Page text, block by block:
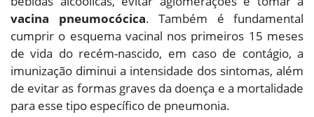
vacina pneumocócica. Também é fundamental
cumprir o esquema vacinal nos primeiros 15 meses
de vida do recém-nascido, em caso de contágio, a
imunização diminui a intensidade dos sintomas, além
de evitar as formas graves da doença e a mortalidade
para esse tipo específico de pneumonia.